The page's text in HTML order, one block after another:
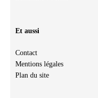
Et aussi
Contact
Mentions légales
Plan du site